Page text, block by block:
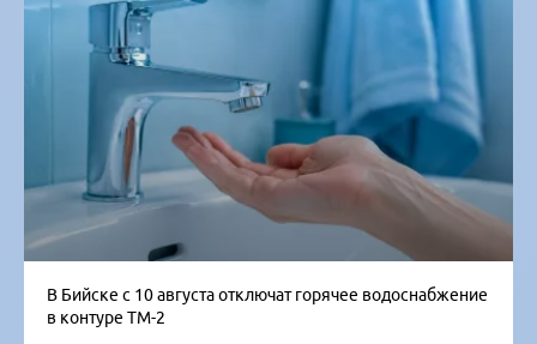
В Бийске с 10 августа отключат горячее водоснабжение
в контуре ТМ-2